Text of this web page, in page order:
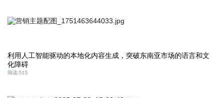
利用人工智能驱动的本地化内容生成，突破东南亚市场的语言和文
化障碍
阅读:515